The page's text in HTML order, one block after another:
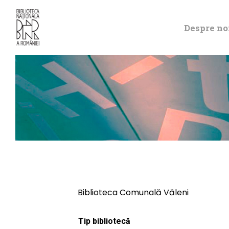
Despre
Biblioteca Comunală Văleni
Tip bibliotecă